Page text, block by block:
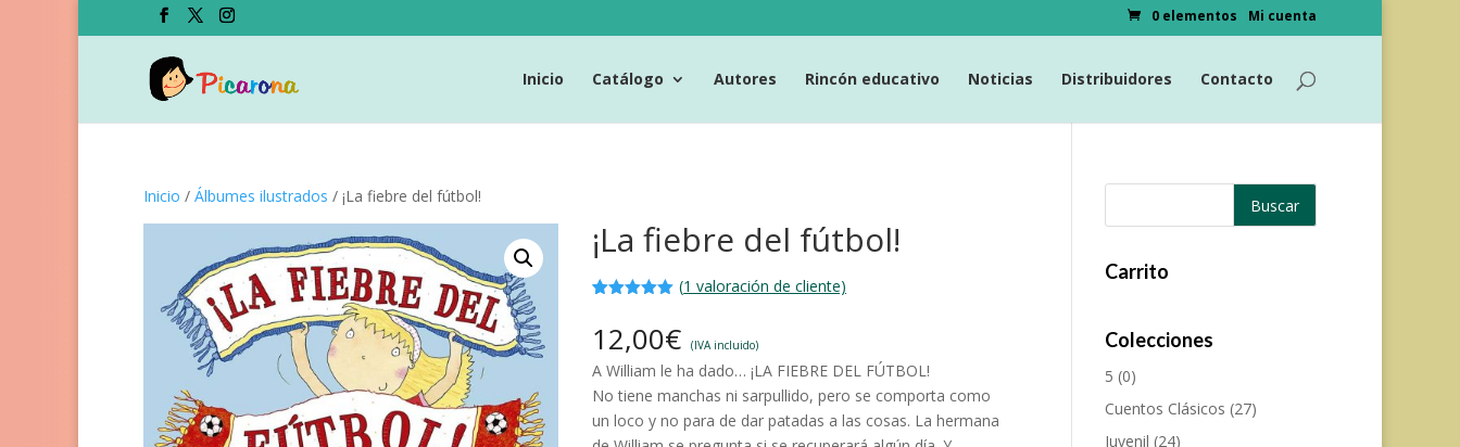
Mi cuenta
0 elementos
Inicio Catálogo Autores Rincón educativo Noticias Distribuidores Contacto
Inicio / Álbumes ilustrados / ¡La fiebre del fútbol!
¡La fiebre del fútbol!
5 en base
valoración
de un
(1 valoración de cliente)
12,00€ (IVA incluido)
A William le ha dado… ¡LA FIEBRE DEL FÚTBOL!
No tiene manchas ni sarpullido, pero se comporta como
un loco y no para de dar patadas a las cosas. La hermana
Carrito
Colecciones
5 (0)
Cuentos Clásicos (27)
Juvenil (24)